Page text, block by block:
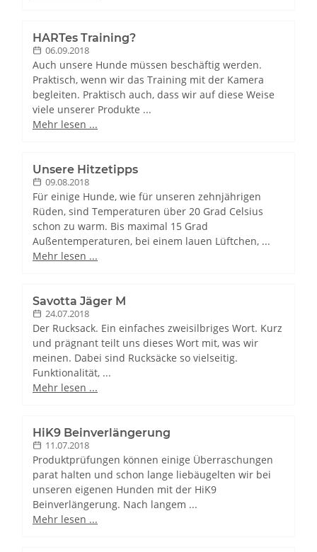
HARTes Training?
06.09.2018
Auch unsere Hunde müssen beschäftig werden.
Praktisch, wenn wir das Training mit der Kamera
begleiten. Praktisch auch, dass wir auf diese Weise
viele unserer Produkte ...
Mehr lesen ...
Unsere Hitzetipps
09.08.2018
Für einige Hunde, wie für unseren zehnjährigen
Rüden, sind Temperaturen über 20 Grad Celsius
schon zu warm. Bis maximal 15 Grad
Außentemperaturen, bei einem lauen Lüftchen, ...
Mehr lesen ...
Savotta Jäger M
24.07.2018
Der Rucksack. Ein einfaches zweisilbriges Wort. Kurz
und prägnant teilt uns dieses Wort mit, was wir
meinen. Dabei sind Rucksäcke so vielseitig.
Funktionalität, ...
Mehr lesen ...
HiK9 Beinverlängerung
11.07.2018
Produktprüfungen können einige Überraschungen
parat halten und schon lange liebäugelten wir bei
unseren eigenen Hunden mit der HiK9
Beinverlängerung. Nach langem ...
Mehr lesen ...